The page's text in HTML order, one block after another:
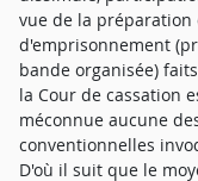
vue de la
d'emprisonnement
bande organisée)
la Cour de cassation
méconnue aucune
conventionnelles
D'où il suit que le